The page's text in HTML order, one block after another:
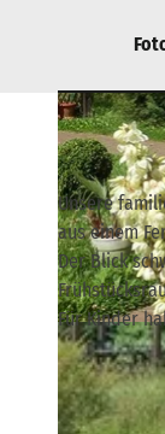
© Gabriele Schmidt |
Unsere
aus einem
Der Blick
Für Kinder